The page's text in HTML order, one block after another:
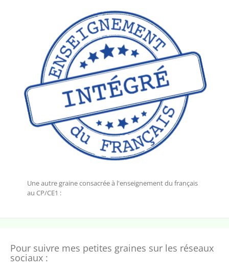
Une autre graine consacrée à l'enseignement du français
au CP/CE1 :
Pour suivre mes petites graines sur les réseaux
sociaux :